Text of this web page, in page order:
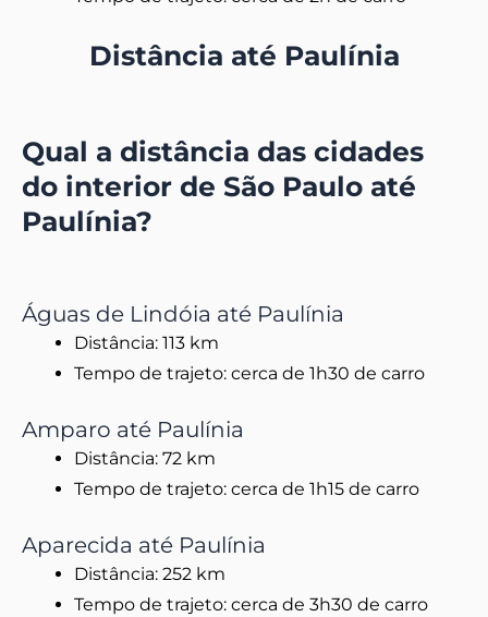
Distância até Paulínia
Qual a distância das cidades
do interior de São Paulo até
Paulínia?
Águas de Lindóia até Paulínia
Distância: 113 km
Tempo de trajeto: cerca de 1h30 de carro
Amparo até Paulínia
Distância: 72 km
Tempo de trajeto: cerca de 1h15 de carro
Aparecida até Paulínia
Distância: 252 km
Tempo de trajeto: cerca de 3h30 de carro